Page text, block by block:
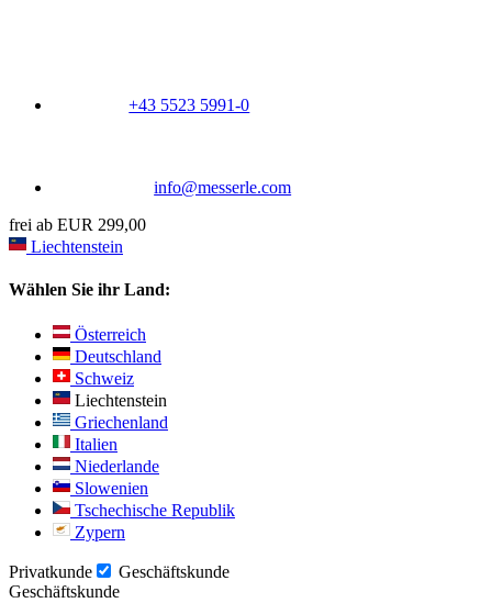
+43 5523 5991-0
info@messerle.com
frei ab EUR 299,00
Liechtenstein
Wählen Sie ihr Land:
Österreich
Deutschland
Schweiz
Liechtenstein
Griechenland
Italien
Niederlande
Slowenien
Tschechische Republik
Zypern
Privatkunde
Geschäftskunde
Geschäftskunde